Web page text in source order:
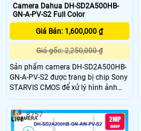
Camera Dahua DH-SD2A500HB-
GN-A-PV-S2 Full Color
Giá Bán: 1,600,000 ₫
Giá gốc: 2,250,000 ₫
Sản phẩm camera DH-SD2A500HB-
GN-A-PV-S2 được trang bị chip Sony
STARVIS CMOS để xử lý hình ảnh
hiệu quả. Đặc biệt, chất lượng hình
ảnh ban đêm với khả năng Full
Color lên đến 30m, cho hình ảnh sắc
nét và màu sắc tự nhiên. Với độ sắc
8757